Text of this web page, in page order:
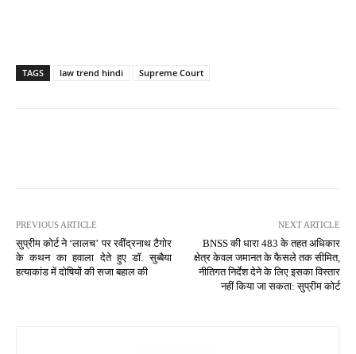
TAGS law trend hindi Supreme Court
PREVIOUS ARTICLE
सुप्रीम कोर्ट ने ‘लालच’ पर रवींद्रनाथ टैगोर
के कथन का हवाला देते हुए डॉ. सुब्बैया
हत्याकांड में दोषियों की सजा बहाल की
NEXT ARTICLE
BNSS की धारा 483 के तहत अधिकार
क्षेत्र केवल जमानत के फैसले तक सीमित,
नीतिगत निर्देश देने के लिए इसका विस्तार
नहीं किया जा सकता: सुप्रीम कोर्ट